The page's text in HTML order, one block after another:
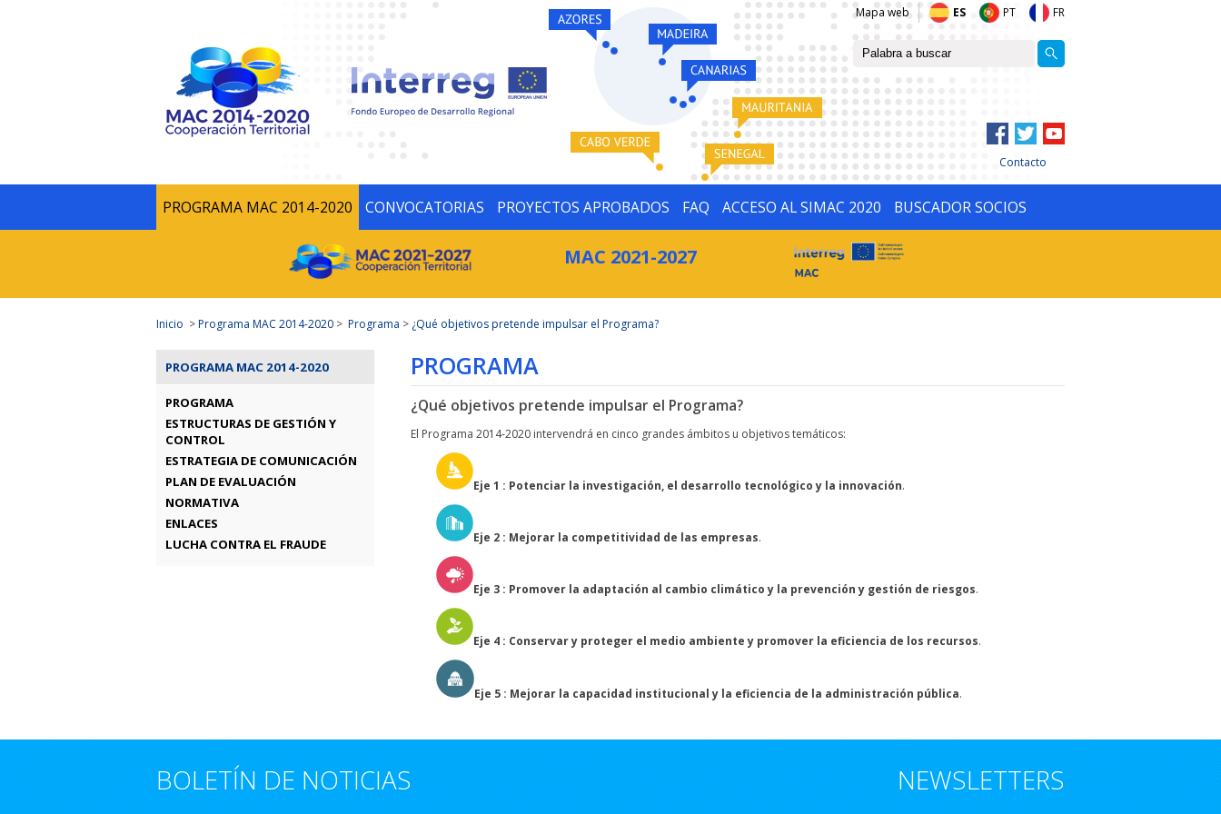
Mapa web ES PT FR
Contacto
PROGRAMA MAC 2014-2020 CONVOCATORIAS PROYECTOS APROBADOS FAQ ACCESO AL SIMAC 2020 BUSCADOR SOCIOS
MAC 2021-2027
Inicio >Programa MAC 2014-2020 > Programa > ¿Qué objetivos pretende impulsar el Programa?
PROGRAMA MAC 2014-2020
PROGRAMA
ESTRUCTURAS DE GESTIÓN Y
CONTROL
ESTRATEGIA DE COMUNICACIÓN
PLAN DE EVALUACIÓN
NORMATIVA
ENLACES
LUCHA CONTRA EL FRAUDE
PROGRAMA
¿Qué objetivos pretende impulsar el Programa?
El Programa 2014-2020 intervendrá en cinco grandes ámbitos u objetivos temáticos:
Eje 1 : Potenciar la investigación, el desarrollo tecnológico y la innovación.
Eje 2 : Mejorar la competitividad de las empresas.
Eje 3 : Promover la adaptación al cambio climático y la prevención y gestión de riesgos.
Eje 4 : Conservar y proteger el medio ambiente y promover la eficiencia de los recursos.
Eje 5 : Mejorar la capacidad institucional y la eficiencia de la administración pública.
BOLETÍN DE NOTICIAS NEWSLETTERS